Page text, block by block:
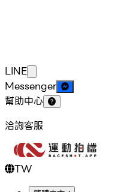
LINE
Messenger
幫助中心
洽詢客服
TW